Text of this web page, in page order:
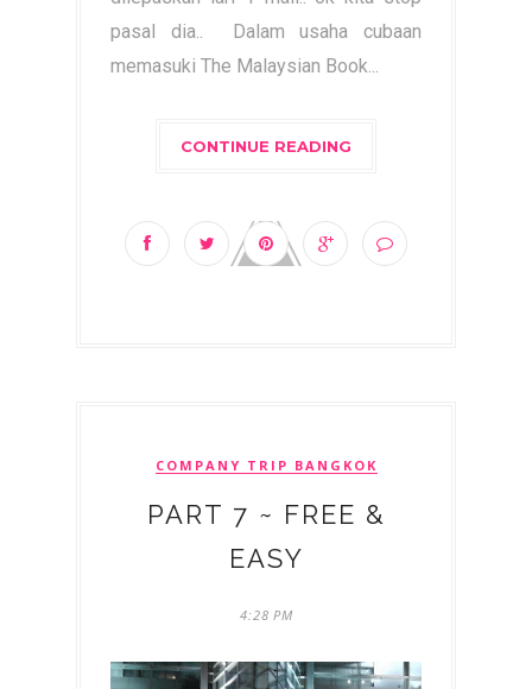
pasal dia.. Dalam usaha cubaan
memasuki The Malaysian Book...
CONTINUE READING
COMPANY TRIP BANGKOK
PART 7 ~ FREE &
EASY
4:28 PM